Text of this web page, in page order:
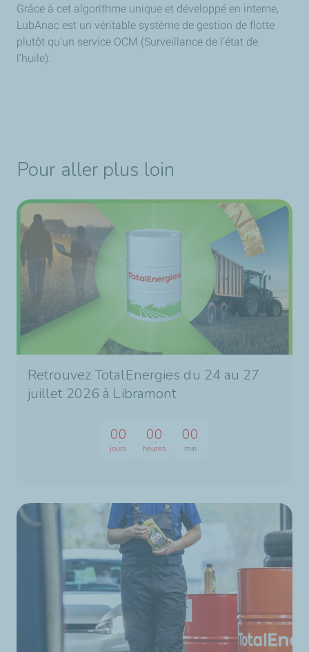
Grâce à cet algorithme unique et développé en interne,
LubAnac est un véritable système de gestion de flotte
plutôt qu’un service OCM (Surveillance de l’état de
l’huile).
Pour aller plus loin
Retrouvez TotalEnergies du 24 au 27
juillet 2026 à Libramont
00
jours
00
heures
00
min